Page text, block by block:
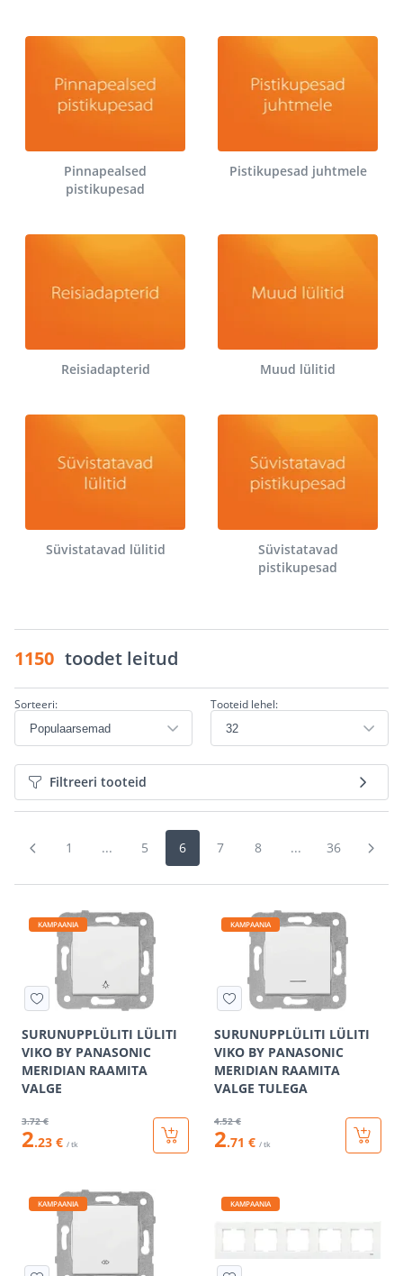
Pinnapealsed
pistikupesad
Pistikupesad juhtmele
Reisiadapterid Muud lülitid
Süvistatavad lülitid
Süvistatavad
pistikupesad
1150 toodet leitud
Sorteeri: Tooteid lehel:
Filtreeri tooteid
1 ... 5 6 7 8 ... 36
KAMPAANIA
SURUNUPPLÜLITI LÜLITI
VIKO BY PANASONIC
MERIDIAN RAAMITA
VALGE
3.72 €
2.23 € / tk
KAMPAANIA
SURUNUPPLÜLITI LÜLITI
VIKO BY PANASONIC
MERIDIAN RAAMITA
VALGE TULEGA
4.52 €
2.71 € / tk
KAMPAANIA KAMPAANIA